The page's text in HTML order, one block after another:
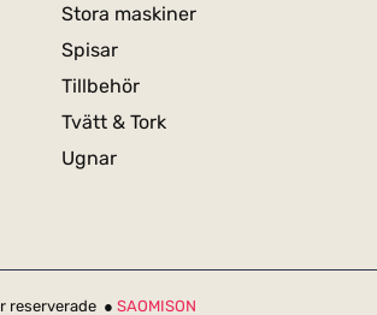
Stora maskiner
Spisar
Tillbehör
Tvätt & Tork
Ugnar
reserverade ● SAOMISON